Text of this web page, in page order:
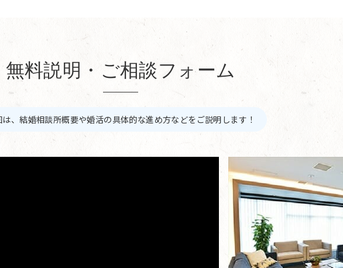
無料説明・ご相談フォーム
は、結婚相談所概要や婚活の具体的な進め方などをご説明します！